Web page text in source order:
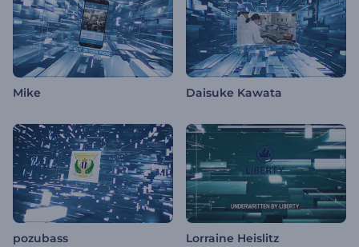
Mike Daisuke Kawata
pozubass Lorraine Heislitz